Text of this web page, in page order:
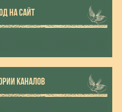
НА САЙТ
КАНАЛОВ